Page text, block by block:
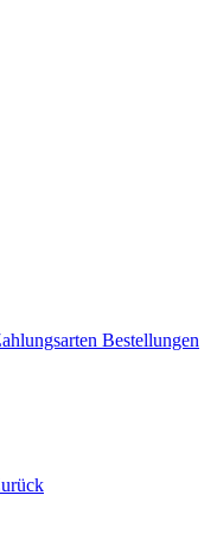
Bestellungen